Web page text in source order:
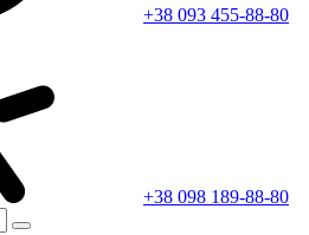
+38 093 455-88-80
+38 098 189-88-80